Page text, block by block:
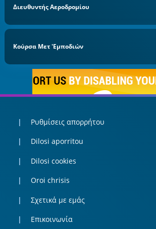
Διευθυντής Αεροδρομίου
Κούρσα Μετ 'εμποδιών
Ρυθμίσεις απορρήτου
Dilosi aporritou
Dilosi cookies
Oroi chrisis
Σχετικά με εμάς
Επικοινωνία